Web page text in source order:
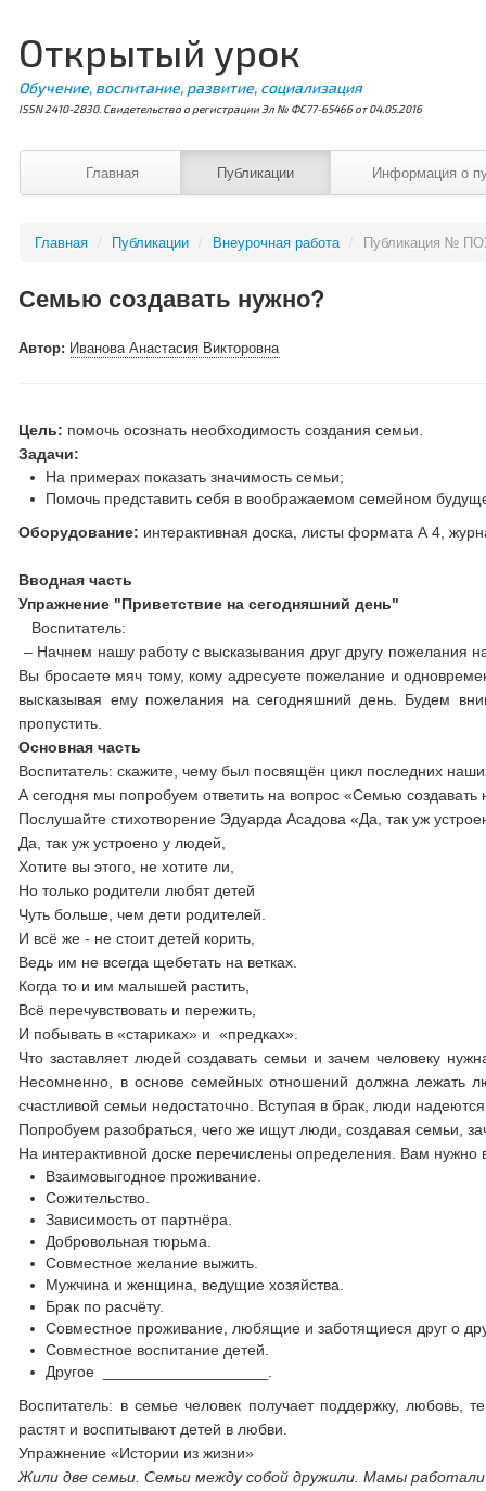
Открытый урок
Обучение, воспитание, развитие, социализация
ISSN 2410-2830. Свидетельство о регистрации Эл № ФС77-65466 от 04.05.2016
Главная Публикации Информация о
Главная / Публикации / Внеурочная работа / Публикация №
Семью создавать нужно?
Автор: Иванова Анастасия Викторовна
Цель: помочь осознать необходимость создания семьи.
Задачи:
На примерах показать значимость семьи;
Помочь представить себя в воображаемом семейном
Оборудование: интерактивная доска, листы формата А 4,
Вводная часть
Упражнение "Приветствие на сегодняшний день"
Воспитатель:
– Начнем нашу работу с высказывания друг другу пожелания
Вы бросаете мяч тому, кому адресуете пожелание и
высказывая ему пожелания на сегодняшний день. Будем
пропустить.
Основная часть
Воспитатель: скажите, чему был посвящён цикл последних
А сегодня мы попробуем ответить на вопрос «Семью создавать
Послушайте стихотворение Эдуарда Асадова «Да, так уж
Да, так уж устроено у людей,
Хотите вы этого, не хотите ли,
Но только родители любят детей
Чуть больше, чем дети родителей.
И всё же - не стоит детей корить,
Ведь им не всегда щебетать на ветках.
Когда то и им малышей растить,
Всё перечувствовать и пережить,
И побывать в «стариках» и «предках».
Что заставляет людей создавать семьи и зачем человеку
Несомненно, в основе семейных отношений должна лежать
счастливой семьи недостаточно. Вступая в брак, люди
Попробуем разобраться, чего же ищут люди, создавая семьи,
На интерактивной доске перечислены определения. Вам нужно
Взаимовыгодное проживание.
Сожительство.
Зависимость от партнёра.
Добровольная тюрьма.
Совместное желание выжить.
Мужчина и женщина, ведущие хозяйства.
Брак по расчёту.
Совместное проживание, любящие и заботящиеся друг о
Совместное воспитание детей.
Другое ___________________.
Воспитатель: в семье человек получает поддержку,
растят и воспитывают детей в любви.
Упражнение «Истории из жизни»
Жили две семьи. Семьи между собой дружили. Мамы